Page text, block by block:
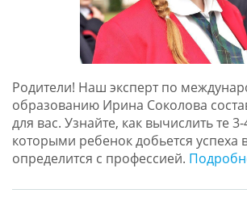
Родители! Наш эксперт по
образованию Ирина Соколова
для вас. Узнайте, как вычислить те
которыми ребенок добьется успеха
определится с профессией.